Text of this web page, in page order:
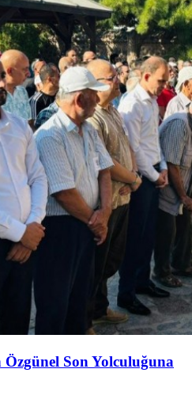
Son Yolculuğuna